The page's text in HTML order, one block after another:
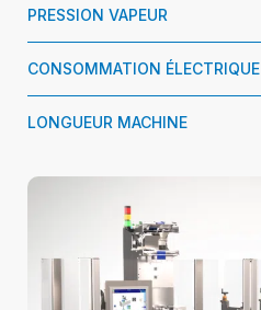
PRESSION VAPEUR
CONSOMMATION ÉLECTRIQUE
LONGUEUR MACHINE